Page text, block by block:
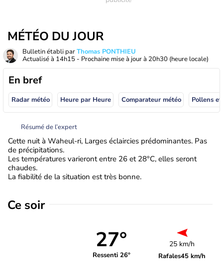
MÉTÉO DU JOUR
Bulletin établi parThomas PONTHIEU
Actualisé à 14h15 - Prochaine mise à jour à 20h30 (heure locale)
En bref
Radar météo Heure par Heure Comparateur météo Pollens
Résumé de l’expert
Cette nuit à Waheul-ri, Larges éclaircies prédominantes. Pas
de précipitations.
Les températures varieront entre 26 et 28°C, elles seront
chaudes.
La fiabilité de la situation est très bonne.
Ce soir
27°
Ressenti 26°
25 km/h
Rafales45 km/h